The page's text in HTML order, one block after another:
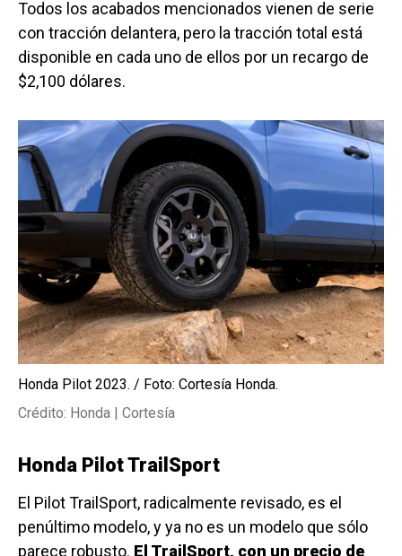
Todos los acabados mencionados vienen de serie
con tracción delantera, pero la tracción total está
disponible en cada uno de ellos por un recargo de
$2,100 dólares.
Honda Pilot 2023. / Foto: Cortesía Honda.
Crédito: Honda | Cortesía
Honda Pilot TrailSport
El Pilot TrailSport, radicalmente revisado, es el
penúltimo modelo, y ya no es un modelo que sólo
parece robusto. El TrailSport, con un precio de